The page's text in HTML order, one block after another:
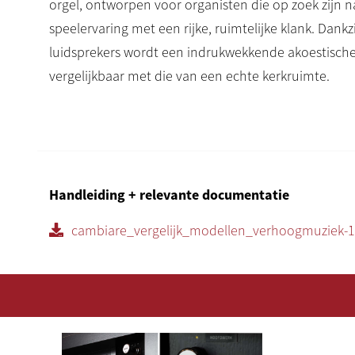
orgel, ontworpen voor organisten die op zoek zijn
speelervaring met een rijke, ruimtelijke klank.
luidsprekers wordt een indrukwekkende
vergelijkbaar met die van een echte kerkruimte.
het laden en beheren van samplesets met
het instellen en finetunen van stemmingen en
volumeregeling en akoestische instellingen
Handleiding + relevante documentatie
cambiare_vergelijk_modellen_verhoogmuziek-